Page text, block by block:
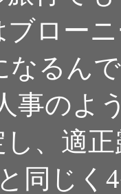
ブロー
なるん
事のよ
、適
同じく